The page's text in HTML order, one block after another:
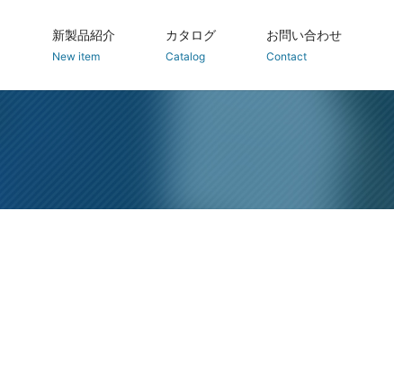
新製品紹介
New item
カタログ
Catalog
お問い合わせ
Contact